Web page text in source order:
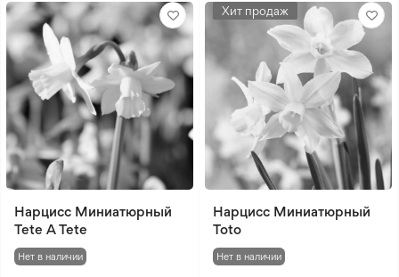
Нарцисс Миниатюрный
Tete A Tete
Нет в наличии
Хит продаж
Нарцисс Миниатюрный
Toto
Нет в наличии